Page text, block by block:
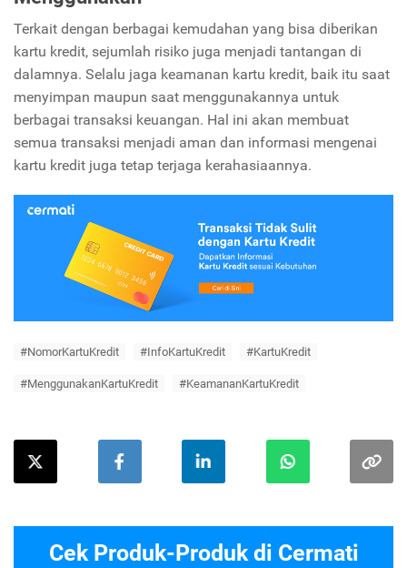
Terkait dengan berbagai kemudahan yang bisa diberikan
kartu kredit, sejumlah risiko juga menjadi tantangan di
dalamnya. Selalu jaga keamanan kartu kredit, baik itu saat
menyimpan maupun saat menggunakannya untuk
berbagai transaksi keuangan. Hal ini akan membuat
semua transaksi menjadi aman dan informasi mengenai
kartu kredit juga tetap terjaga kerahasiaannya.
#NomorKartuKredit #InfoKartuKredit #KartuKredit
#MenggunakanKartuKredit #KeamananKartuKredit
Cek Produk-Produk di Cermati